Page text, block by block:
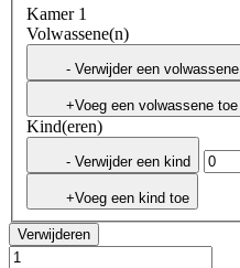
Kamer 1
Volwassene(n)
- Verwijder een volwassene
+Voeg een volwassene toe
Kind(eren)
- Verwijder een kind
+Voeg een kind toe
Verwijderen